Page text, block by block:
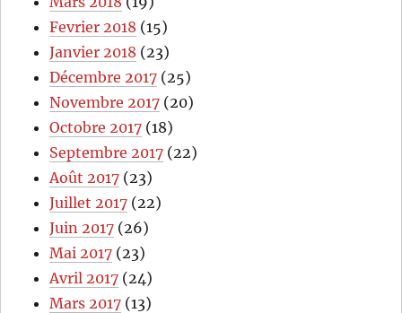
Fevrier 2018 (15)
Janvier 2018 (23)
Décembre 2017 (25)
Novembre 2017 (20)
Octobre 2017 (18)
Septembre 2017 (22)
Août 2017 (23)
Juillet 2017 (22)
Juin 2017 (26)
Mai 2017 (23)
Avril 2017 (24)
Mars 2017 (13)